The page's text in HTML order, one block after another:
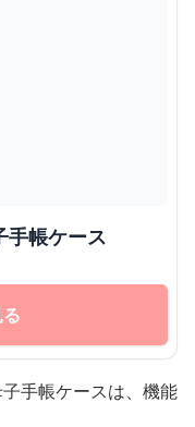
手帳ケース
手帳ケースは、機能